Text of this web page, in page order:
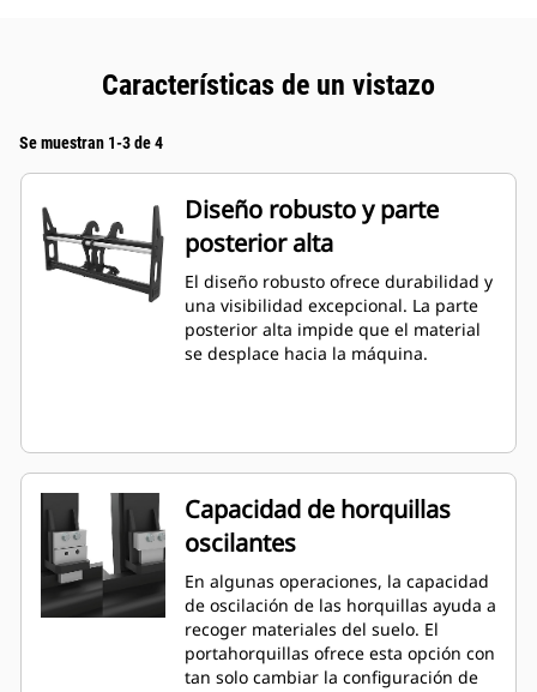
Características de un vistazo
Se muestran 1-3 de 4
Diseño robusto y parte
posterior alta
El diseño robusto ofrece durabilidad y
una visibilidad excepcional. La parte
posterior alta impide que el material
se desplace hacia la máquina.
Capacidad de horquillas
oscilantes
En algunas operaciones, la capacidad
de oscilación de las horquillas ayuda a
recoger materiales del suelo. El
portahorquillas ofrece esta opción con
tan solo cambiar la configuración de